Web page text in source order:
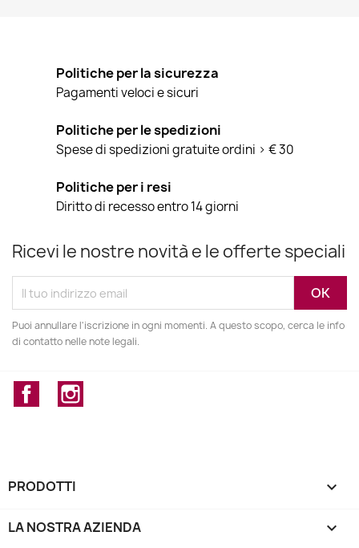
Politiche per la sicurezza
Pagamenti veloci e sicuri
Politiche per le spedizioni
Spese di spedizioni gratuite ordini > € 30
Politiche per i resi
Diritto di recesso entro 14 giorni
Ricevi le nostre novità e le offerte speciali
Puoi annullare l'iscrizione in ogni momenti. A questo scopo, cerca le info
di contatto nelle note legali.
Facebook
PRODOTTI 
LA NOSTRA AZIENDA 